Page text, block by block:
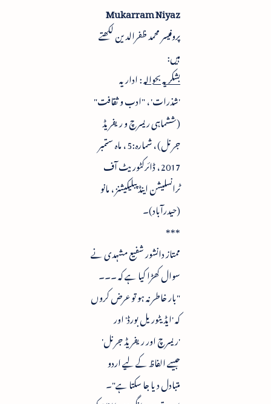
Mukarram Niyaz
پروفیسر محمد ظفرالدین لکھتے
ہیں:
بشکریہ بحوالہ: اداریہ
'شذرات' ، "ادب و ثقافت"
(ششماہی ریسرچ و ریفریڈ
جرنل) ، شمارہ:5 ، ماہ ستمبر
2017 ، ڈائرکٹوریٹ آف
ٹرانسلیشن اینڈ پبلیکیشنز ، مانو
(حیدرآباد)۔
***
ممتاز دانشور شفیع مشہدی نے
سوال کھڑا کیا ہے کہ ۔۔۔
"بار خاطر نہ ہو تو عرض کروں
کہ 'ایڈیٹوریل بورڈ' اور
'ریسرچ اور ریفریڈ جرنل'
جیسے الفاظ کے لیے اردو
متبادل دیا جا سکتا ہے"۔